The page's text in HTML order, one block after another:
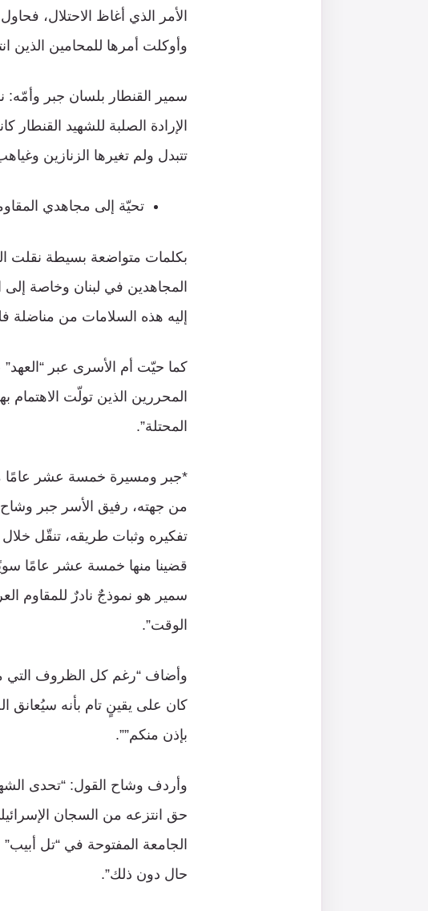
الأمر الذي أغاظ الاحتلال،
وأوكلت أمرها للمحامين الذين انتزعوا لها سنة 2000 تصريحًا
سمير القنطار بلسان جبر وأمّه:
الإرادة الصلبة للشهيد
تتبدل ولم تغيرها الزنازين
تحيّة إلى مجاهدي
بكلمات متواضعة بسيطة نقلت
المجاهدين في لبنان وخاصة
إليه هذه السلامات من مناضلة
كما حيّت أم الأسرى عبر “العهد”
المحررين الذين تولّت
المحتلة”.
*جبر ومسيرة خمسة عشر عامًا
من جهته، رفيق الأسر جبر
تفكيره وثبات طريقه، تنقّل
قضينا منها خمسة عشر عامًا
سمير هو نموذجٌ نادرٌ للمقاوم
الوقت”.
وأضاف “رغم كل الظروف التي مر
كان على يقينٍ تام بأنه سيُعانق
بإذن منكم””.
وأردف وشاح القول: “تحدى
حق انتزعه من السجان
الجامعة المفتوحة في “تل
حال دون ذلك”.